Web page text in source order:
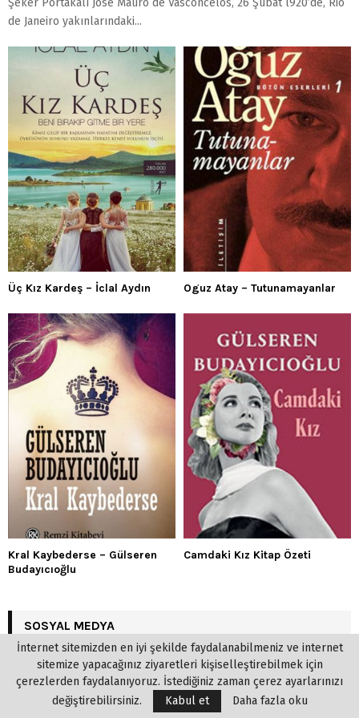
Şeker Portakalı José Mauro de Vasconcelos, 26 Şubat l920’de, Rio
de Janeiro yakınlarındaki...
Üç Kız Kardeş – İclal Aydın Oguz Atay – Tutunamayanlar
Kral Kaybederse – Gülseren
Budayıcıoğlu
Camdaki Kız Kitap Özeti
SOSYAL MEDYA
İnternet sitemizden en iyi şekilde faydalanabilmeniz ve internet
sitemize yapacağınız ziyaretleri kişiselleştirebilmek için
çerezlerden faydalanıyoruz. İstediğiniz zaman çerez ayarlarınızı
değiştirebilirsiniz.
Kabul et Daha fazla oku